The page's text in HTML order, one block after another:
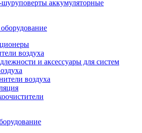
аккумуляторные
воздуха
и аксессуары для систем
воздуха